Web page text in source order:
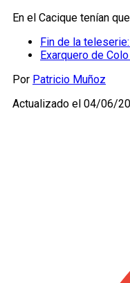
En el Cacique tenían
Fin de la
Exarquero de
Por Patricio Muñoz
Actualizado el 04/06/